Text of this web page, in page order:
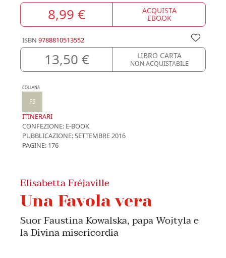
8,99 € ACQUISTA
EBOOK
ISBN 9788810513552
13,50 € LIBRO CARTA
NON ACQUISTABILE
COLLANA
F5
ITINERARI
CONFEZIONE: E-BOOK
PUBBLICAZIONE:SETTEMBRE 2016
PAGINE: 176
Elisabetta Fréjaville
Una Favola vera
Suor Faustina Kowalska, papa Wojtyla e
la Divina misericordia